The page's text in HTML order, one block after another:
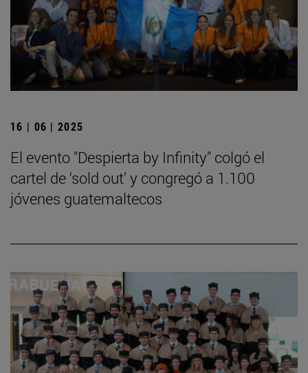
16 | 06 | 2025
El evento "Despierta by Infinity" colgó el
cartel de ‘sold out’ y congregó a 1.100
jóvenes guatemaltecos